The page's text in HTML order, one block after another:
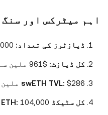
اہم میٹرکس اور سنگ میل
ڈپازٹرز کی تعداد: 52,000
کل ڈپازٹ: $961 ملین سے زیادہ
swETH TVL: $286 ملین سے زیادہ
کل سٹیکڈ ETH: 104,000 سے زیادہ